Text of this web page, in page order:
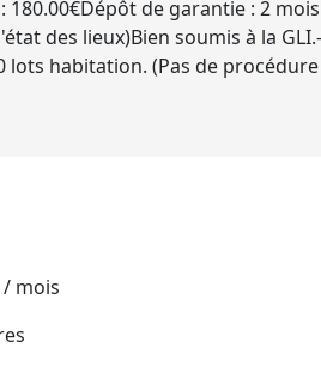
180.00€Dépôt de garantie : 2
des lieux)Bien soumis à la
lots habitation. (Pas de
/ mois